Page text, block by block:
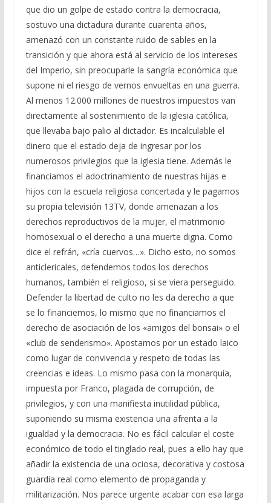
que dio un golpe de estado contra la democracia,
sostuvo una dictadura durante cuarenta años,
amenazó con un constante ruido de sables en la
transición y que ahora está al servicio de los intereses
del Imperio, sin preocuparle la sangría económica que
supone ni el riesgo de vernos envueltas en una guerra.
Al menos 12.000 millones de nuestros impuestos van
directamente al sostenimiento de la iglesia católica,
que llevaba bajo palio al dictador. Es incalculable el
dinero que el estado deja de ingresar por los
numerosos privilegios que la iglesia tiene. Además le
financiamos el adoctrinamiento de nuestras hijas e
hijos con la escuela religiosa concertada y le pagamos
su propia televisión 13TV, donde amenazan a los
derechos reproductivos de la mujer, el matrimonio
homosexual o el derecho a una muerte digna. Como
dice el refrán, «cría cuervos…». Dicho esto, no somos
anticlericales, defendemos todos los derechos
humanos, también el religioso, si se viera perseguido.
Defender la libertad de culto no les da derecho a que
se lo financiemos, lo mismo que no financiamos el
derecho de asociación de los «amigos del bonsai» o el
«club de senderismo». Apostamos por un estado laico
como lugar de convivencia y respeto de todas las
creencias e ideas. Lo mismo pasa con la monarquía,
impuesta por Franco, plagada de corrupción, de
privilegios, y con una manifiesta inutilidad pública,
suponiendo su misma existencia una afrenta a la
igualdad y la democracia. No es fácil calcular el coste
económico de todo el tinglado real, pues a ello hay que
añadir la existencia de una ociosa, decorativa y costosa
guardia real como elemento de propaganda y
militarización. Nos parece urgente acabar con esa larga